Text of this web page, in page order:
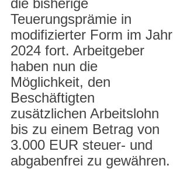
die bisherige
Teuerungsprämie in
modifizierter Form im Jahr
2024 fort. Arbeitgeber
haben nun die
Möglichkeit, den
Beschäftigten
zusätzlichen Arbeitslohn
bis zu einem Betrag von
3.000 EUR steuer- und
abgabenfrei zu gewähren.